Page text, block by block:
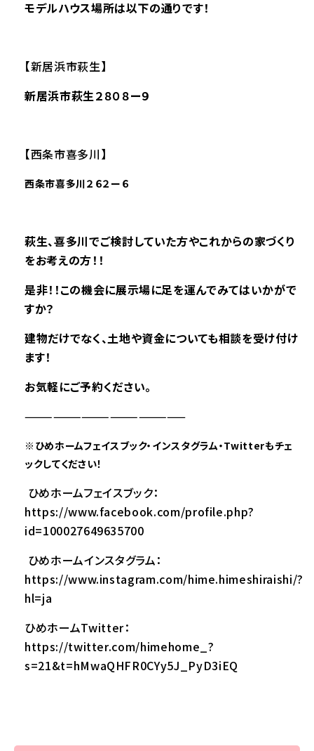
モデルハウス場所は以下の通りです！
【新居浜市萩生】
新居浜市萩生２８０８ー９
【西条市喜多川】
西条市喜多川２６２ー６
萩生、喜多川でご検討していた方やこれからの家づくり
をお考えの方！！
是非！！この機会に展示場に足を運んでみてはいかがで
すか？
建物だけでなく、土地や資金についても相談を受け付け
ます！
お気軽にご予約ください。
—————————————————
※ ひめホームフェイスブック・インスタグラム・Twitterもチェ
ックしてください！
ひめホームフェイスブック：
https://www.facebook.com/profile.php?
id=100027649635700
ひめホームインスタグラム：
https://www.instagram.com/hime.himeshiraishi/?
hl=ja
ひめホームTwitter：
https://twitter.com/himehome_?
s=21&t=hMwaQHFR0CYy5J_PyD3iEQ